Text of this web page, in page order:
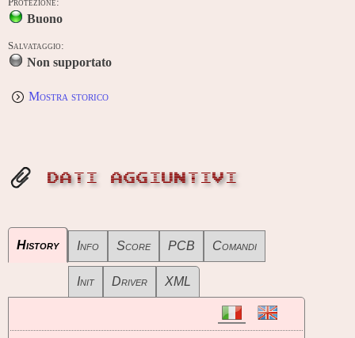
Protezione:
Buono
Salvataggio:
Non supportato
Mostra storico
DATI AGGIUNTIVI
History Info Score PCB Comandi
Init Driver XML